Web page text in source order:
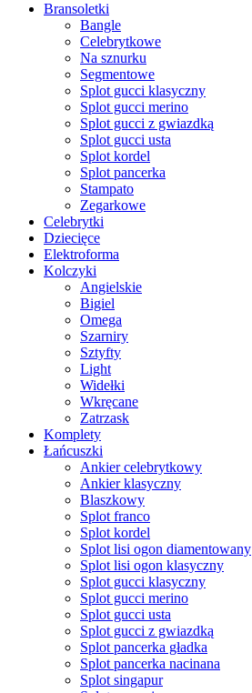
Bransoletki
Bangle
Celebrytkowe
Na sznurku
Segmentowe
Splot gucci klasyczny
Splot gucci merino
Splot gucci z gwiazdką
Splot gucci usta
Splot kordel
Splot pancerka
Stampato
Zegarkowe
Celebrytki
Dziecięce
Elektroforma
Kolczyki
Angielskie
Bigiel
Omega
Szarniry
Sztyfty
Light
Widełki
Wkręcane
Zatrzask
Komplety
Łańcuszki
Ankier celebrytkowy
Ankier klasyczny
Blaszkowy
Splot franco
Splot kordel
Splot lisi ogon diamentowany
Splot lisi ogon klasyczny
Splot gucci klasyczny
Splot gucci merino
Splot gucci usta
Splot gucci z gwiazdką
Splot pancerka gładka
Splot pancerka nacinana
Splot singapur